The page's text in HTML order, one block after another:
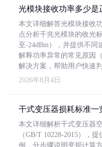
光模块接收功率多少是
本文详细解答光模块接收
点分析千兆光模块的收光
至-24dBm），并提供不
解释功率异常的常见原因
解决方案，帮助用户快速
2026年8月4日
干式变压器损耗标准一
本文详细解析干式变压器
（GB/T 10228-2015），
例，分步骤说明变损计算